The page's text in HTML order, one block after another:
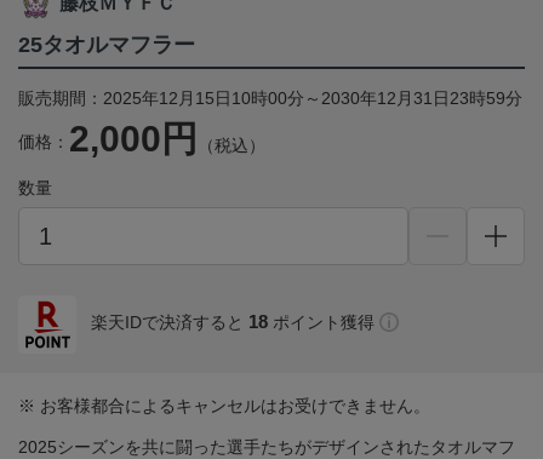
25タオルマフラー
販売期間：2025年12月15日10時00分～2030年12月31日23時59分
価格： 2,000円 （税込）
数量
楽天IDで決済すると 18 ポイント獲得
※ お客様都合によるキャンセルはお受けできません。
2025シーズンを共に闘った選手たちがデザインされたタオルマフ